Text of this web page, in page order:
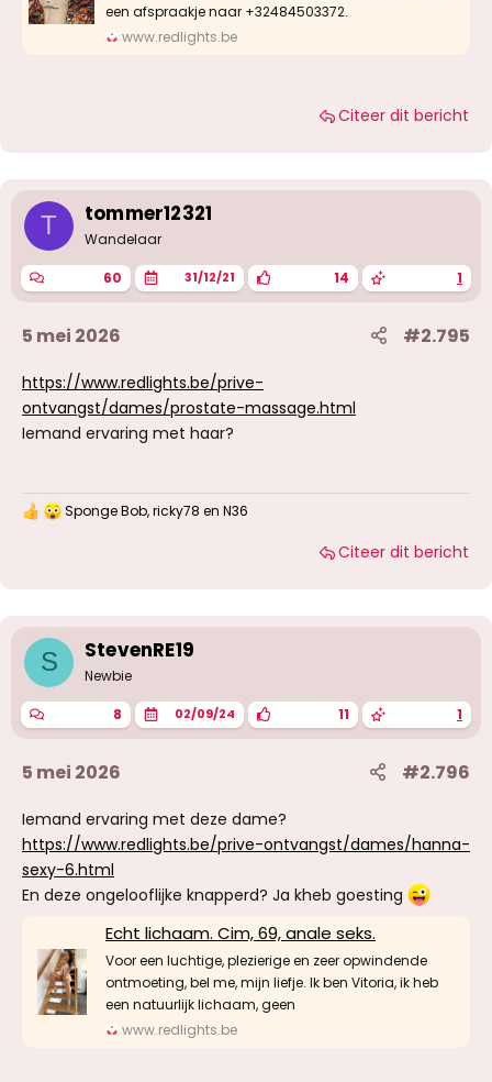
een afspraakje naar +32484503372.
www.redlights.be
Citeer dit bericht
T tommer12321
Wandelaar
60 31/12/21 14 1
5 mei 2026 #2.795
https://www.redlights.be/prive-
ontvangst/dames/prostate-massage.html
Iemand ervaring met haar?
W
n
g
n
:
Sponge Bob,ricky78 en N36
Citeer dit bericht
S StevenRE19
Newbie
8 02/09/24 11 1
5 mei 2026 #2.796
Iemand ervaring met deze dame?
https://www.redlights.be/prive-ontvangst/dames/hanna-
sexy-6.html
En deze ongelooflijke knapperd? Ja kheb goesting
Echt lichaam. Cim, 69, anale seks.
Voor een luchtige, plezierige en zeer opwindende
ontmoeting, bel me, mijn liefje. Ik ben Vitoria, ik heb
een natuurlijk lichaam, geen
www.redlights.be